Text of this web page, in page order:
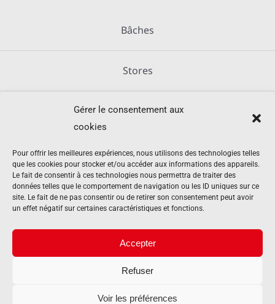
Gérer le consentement aux
cookies
Pour offrir les meilleures expériences, nous utilisons des technologies telles
que les cookies pour stocker et/ou accéder aux informations des appareils.
Le fait de consentir à ces technologies nous permettra de traiter des
données telles que le comportement de navigation ou les ID uniques sur ce
site. Le fait de ne pas consentir ou de retirer son consentement peut avoir
un effet négatif sur certaines caractéristiques et fonctions.
Accepter
Refuser
Voir les préférences
Bâches
Stores
Métallerie
Équipements agricoles
Mentions légales
Politique de cookies (UE)
Contact